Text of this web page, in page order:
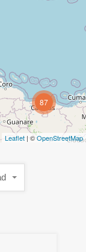
87
Leaflet | ©OpenStreetMap